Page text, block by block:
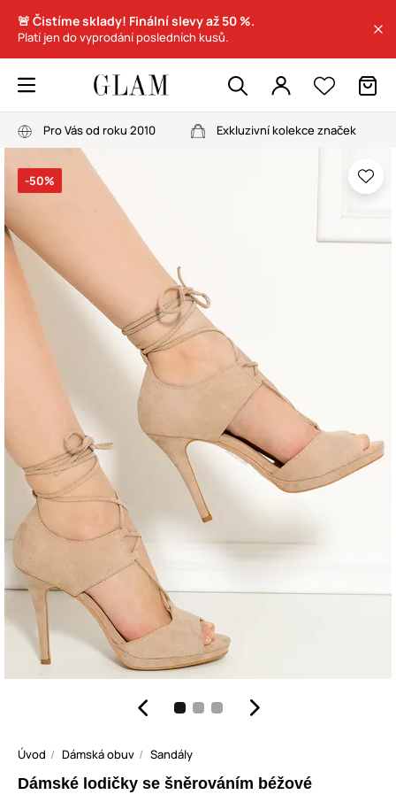
🚨 Čistíme sklady! Finální slevy až 50 %.
Platí jen do vyprodání posledních kusů.
Pro Vás od roku 2010 Exkluzivní kolekce značek
-50%
Úvod Dámská obuv Sandály
Dámské lodičky se šněrováním béžové